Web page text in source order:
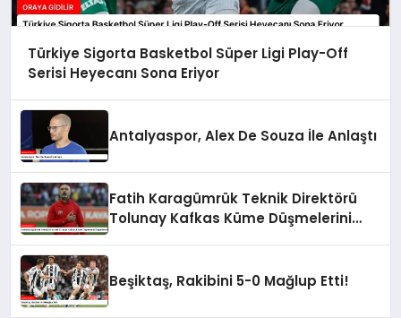
Türkiye Sigorta Basketbol Süper Ligi Play-Off
Serisi Heyecanı Sona Eriyor
Antalyaspor, Alex De Souza İle Anlaştı
Fatih Karagümrük Teknik Direktörü
Tolunay Kafkas Küme Düşmelerini
Beşiktaş, Rakibini 5-0 Mağlup Etti!